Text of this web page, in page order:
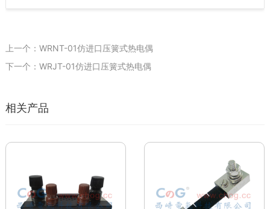
上一个：WRNT-01仿进口压簧式热电偶
下一个：WRJT-01仿进口压簧式热电偶
相关产品